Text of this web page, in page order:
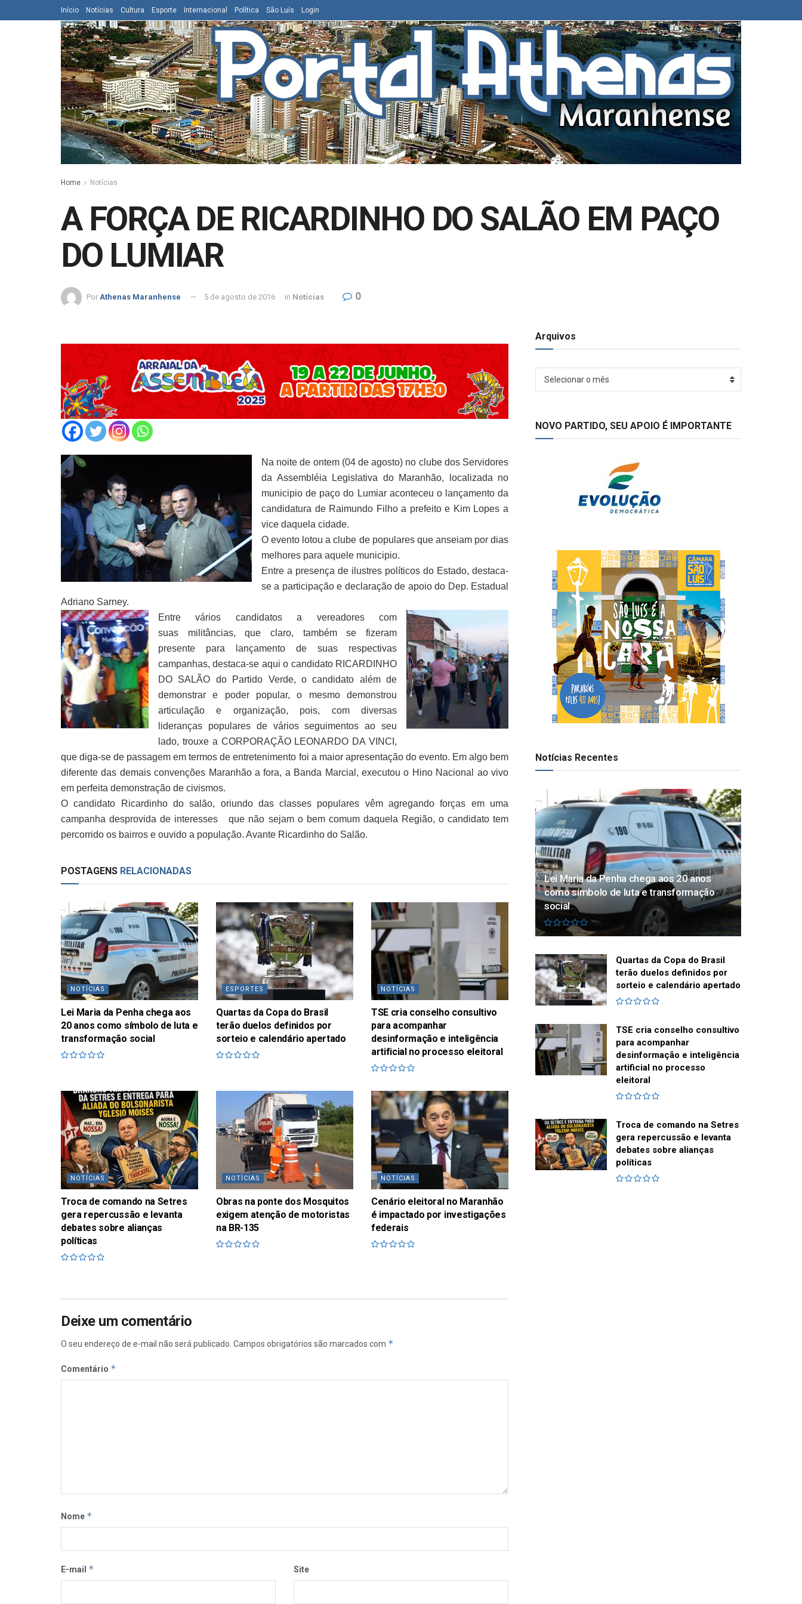
Início Notícias Cultura Esporte Internacional Política São Luís Login
Home Notícias
A FORÇA DE RICARDINHO DO SALÃO EM PAÇO
DO LUMIAR
Por Athenas Maranhense 5 de agosto de 2016 in Notícias 0
Na noite de ontem (04 de agosto) no clube dos Servidores
da Assembléia Legislativa do Maranhão, localizada no
municipio de paço do Lumiar aconteceu o lançamento da
candidatura de Raimundo Filho a prefeito e Kim Lopes a
vice daquela cidade.
O evento lotou a clube de populares que anseiam por dias
melhores para aquele municipio.
Entre a presença de ilustres políticos do Estado, destaca-
se a participação e declaração de apoio do Dep. Estadual
Adriano Sarney.
Entre vários candidatos a vereadores com
suas militâncias, que claro, também se fizeram
presente para lançamento de suas respectivas
campanhas, destaca-se aqui o candidato RICARDINHO
DO SALÃO do Partido Verde, o candidato além de
demonstrar e poder popular, o mesmo demonstrou
articulação e organização, pois, com diversas
lideranças populares de vários seguimentos ao seu
lado, trouxe a CORPORAÇÃO LEONARDO DA VINCI,
que diga-se de passagem em termos de entretenimento foi a maior apresentação do evento. Em algo bem
diferente das demais convenções Maranhão a fora, a Banda Marcial, executou o Hino Nacional ao vivo
em perfeita demonstração de civismos.
O candidato Ricardinho do salão, oriundo das classes populares vêm agregando forças em uma
campanha desprovida de interesses que não sejam o bem comum daquela Região, o candidato tem
percorrido os bairros e ouvido a população. Avante Ricardinho do Salão.
POSTAGENS RELACIONADAS
NOTÍCIAS
Lei Maria da Penha chega aos
20 anos como símbolo de luta e
transformação social
ESPORTES
Quartas da Copa do Brasil
terão duelos definidos por
sorteio e calendário apertado
NOTÍCIAS
TSE cria conselho consultivo
para acompanhar
desinformação e inteligência
artificial no processo eleitoral
NOTÍCIAS
Troca de comando na Setres
gera repercussão e levanta
debates sobre alianças
políticas
NOTÍCIAS
Obras na ponte dos Mosquitos
exigem atenção de motoristas
na BR-135
NOTÍCIAS
Cenário eleitoral no Maranhão
é impactado por investigações
federais
Deixe um comentário
O seu endereço de e-mail não será publicado. Campos obrigatórios são marcados com *
Comentário *
Nome *
E-mail * Site
Arquivos
Arquivos
Selecionar o mês
NOVO PARTIDO, SEU APOIO É IMPORTANTE
Notícias Recentes
Lei Maria da Penha chega aos 20 anos
como símbolo de luta e transformação
social
Quartas da Copa do Brasil
terão duelos definidos por
sorteio e calendário apertado
TSE cria conselho consultivo
para acompanhar
desinformação e inteligência
artificial no processo
eleitoral
Troca de comando na Setres
gera repercussão e levanta
debates sobre alianças
políticas